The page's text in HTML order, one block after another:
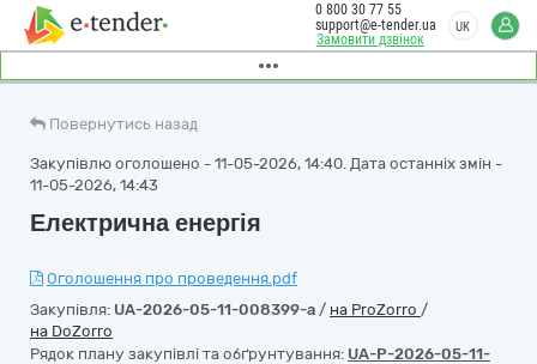
Замовити дзвінок
0 800 30 77 55
support@e-tender.ua
UK
Повернутись назад
Закупівлю оголошено - 11-05-2026, 14:40. Дата останніх змін -
11-05-2026, 14:43
Електрична енергія
Оголошення про проведення.pdf
Закупівля: UA-2026-05-11-008399-a / на ProZorro /
на DoZorro
Рядок плану закупівлі та обґрунтування: UA-P-2026-05-11-